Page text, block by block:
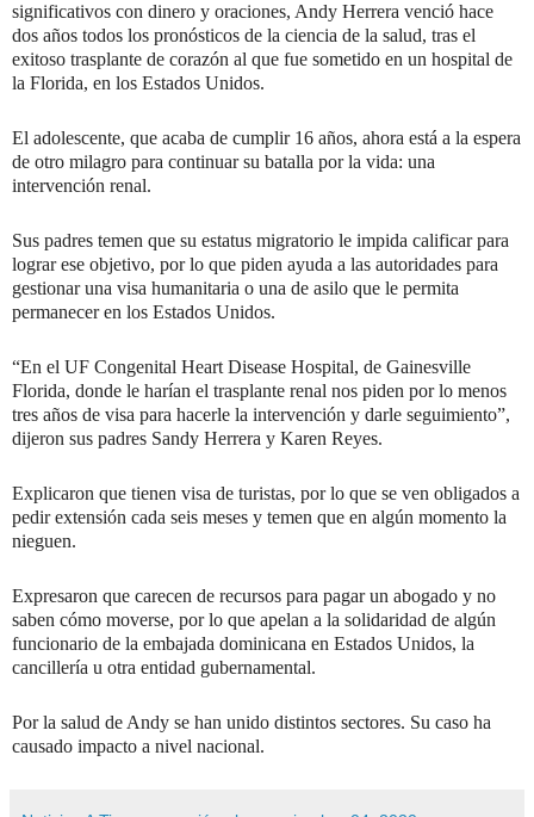
significativos con dinero y oraciones, Andy Herrera venció hace
dos años todos los pronósticos de la ciencia de la salud, tras el
exitoso trasplante de corazón al que fue sometido en un hospital de
la Florida, en los Estados Unidos.
El adolescente, que acaba de cumplir 16 años, ahora está a la espera
de otro milagro para continuar su batalla por la vida: una
intervención renal.
Sus padres temen que su estatus migratorio le impida calificar para
lograr ese objetivo, por lo que piden ayuda a las autoridades para
gestionar una visa humanitaria o una de asilo que le permita
permanecer en los Estados Unidos.
“En el UF Congenital Heart Disease Hospital, de Gainesville
Florida, donde le harían el trasplante renal nos piden por lo menos
tres años de visa para hacerle la intervención y darle seguimiento”,
dijeron sus padres Sandy Herrera y Karen Reyes.
Explicaron que tienen visa de turistas, por lo que se ven obligados a
pedir extensión cada seis meses y temen que en algún momento la
nieguen.
Expresaron que carecen de recursos para pagar un abogado y no
saben cómo moverse, por lo que apelan a la solidaridad de algún
funcionario de la embajada dominicana en Estados Unidos, la
cancillería u otra entidad gubernamental.
Por la salud de Andy se han unido distintos sectores. Su caso ha
causado impacto a nivel nacional.